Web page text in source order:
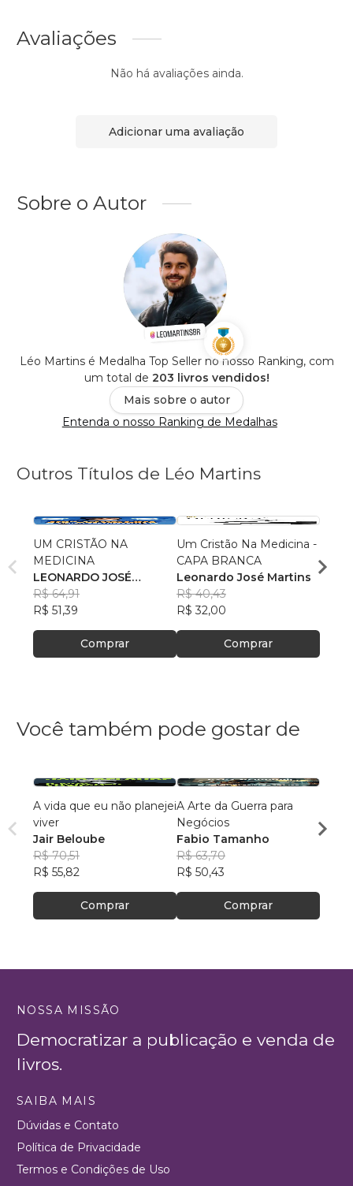
Avaliações
Não há avaliações ainda.
Adicionar uma avaliação
Sobre o Autor
Léo Martins é Medalha Top Seller no nosso Ranking, com
um total de 203 livros vendidos!
Mais sobre o autor
Entenda o nosso Ranking de Medalhas
Outros Títulos de Léo Martins
UM CRISTÃO NA
MEDICINA
LEONARDO JOSÉ
MARTINS BENEDITO
R$ 64,91
R$ 51,39
Comprar
Um Cristão Na Medicina -
CAPA BRANCA
Leonardo José Martins
R$ 40,43
R$ 32,00
Comprar
Léo
Você também pode gostar de
A vida que eu não planejei
viver
Jair Beloube
R$ 70,51
R$ 55,82
Comprar
A Arte da Guerra para
Negócios
Fabio Tamanho
R$ 63,70
R$ 50,43
Comprar
Ellen
NOSSA MISSÃO
Democratizar a publicação e venda de
livros.
SAIBA MAIS
Dúvidas e Contato
Política de Privacidade
Termos e Condições de Uso